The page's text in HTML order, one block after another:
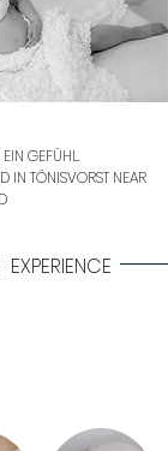
GEFÜHL.
IN TÖNISVORST NEAR